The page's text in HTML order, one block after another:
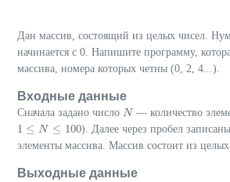
Дан массив, состоящий из целых чисел.
начинается с 0. Напишите программу,
массива, номера которых четны (0, 2, 4...).
Входные данные
Сначала задано число N
N — количество
1 ≤ N ≤ 100
1 ≤N ≤100 ). Далее через пробел записаны
элементы массива. Массив состоит из целых
Выходные данные